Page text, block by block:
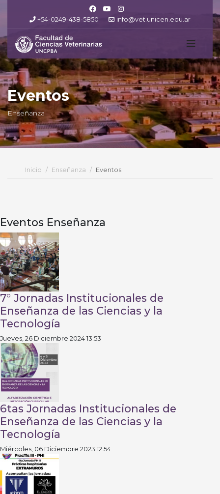
+54-0249-438-5850 info@vet.unicen.edu.ar
Eventos
Enseñanza
Inicio Enseñanza Eventos
Eventos Enseñanza
7° Jornadas Institucionales de
Enseñanza de las Ciencias y la
Tecnología
Jueves, 26 Diciembre 2024 13:53
6tas Jornadas Institucionales de
Enseñanza de las Ciencias y la
Tecnología
Miércoles, 06 Diciembre 2023 12:54